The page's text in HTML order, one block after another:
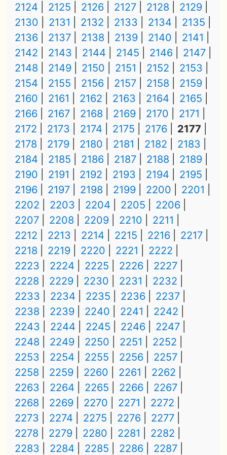
2124 2125 2126 2127 2128
2129
2130
2131 2132 2133 2134
2135
2136
2137 2138 2139 2140
2141
2142
2143 2144 2145 2146
2147
2148
2149 2150 2151 2152
2153
2154
2155 2156 2157 2158
2159
2160
2161 2162 2163 2164
2165
2166
2167 2168 2169 2170
2171
2172
2173 2174 2175 2176
2177
2178
2179 2180 2181 2182
2183
2184
2185 2186 2187 2188
2189
2190
2191 2192 2193 2194
2195
2196
2197 2198 2199 2200
2201
2202
2203 2204 2205
2206
2207
2208 2209 2210
2211
2212
2213 2214 2215 2216
2217
2218
2219 2220 2221
2222
2223
2224 2225 2226
2227
2228
2229 2230 2231
2232
2233
2234 2235 2236
2237
2238
2239 2240 2241
2242
2243
2244 2245 2246
2247
2248
2249 2250 2251
2252
2253
2254 2255 2256
2257
2258
2259 2260 2261
2262
2263
2264 2265 2266
2267
2268
2269 2270 2271
2272
2273
2274 2275 2276
2277
2278
2279 2280 2281
2282
2283
2284 2285 2286
2287